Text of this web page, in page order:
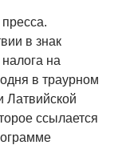
в знак
на
в траурном
Латвийской
ссылается